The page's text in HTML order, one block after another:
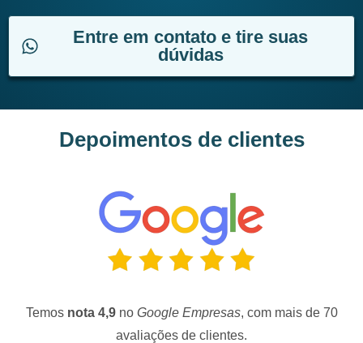
Entre em contato e tire suas
dúvidas
Depoimentos de clientes
Temos nota 4,9 no Google Empresas, com mais de 70
avaliações de clientes.